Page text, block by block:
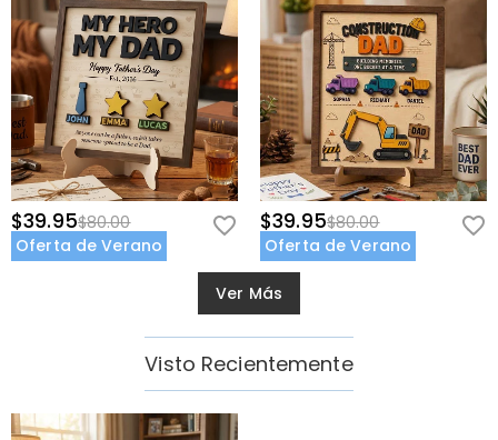
$39.95$80.00
Oferta de Verano
$39.95$80.00
Oferta de Verano
Ver Más
Visto Recientemente